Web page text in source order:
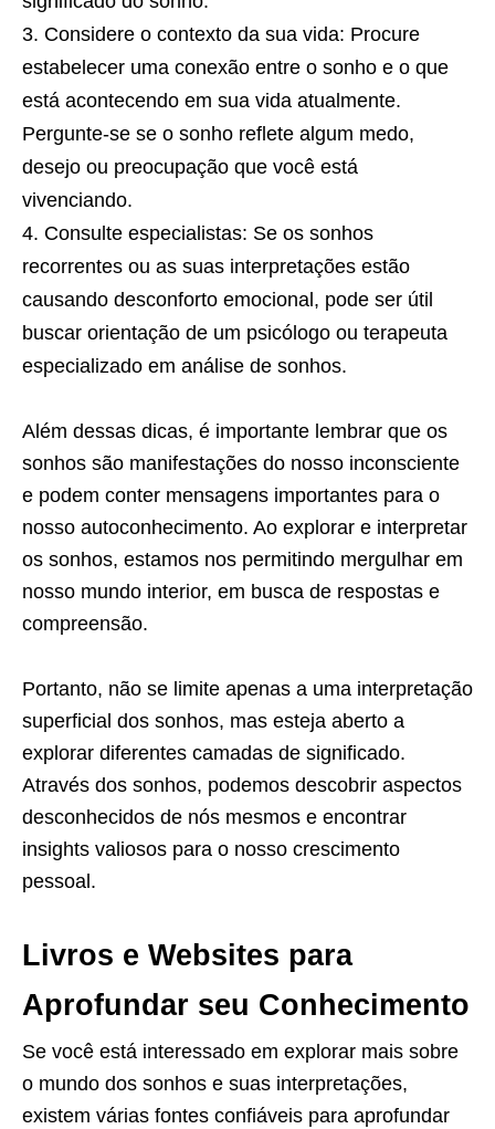
Considere o contexto da sua vida: Procure
estabelecer uma conexão entre o sonho e o que
está acontecendo em sua vida atualmente.
Pergunte-se se o sonho reflete algum medo,
desejo ou preocupação que você está
vivenciando.
Consulte especialistas: Se os sonhos
recorrentes ou as suas interpretações estão
causando desconforto emocional, pode ser útil
buscar orientação de um psicólogo ou terapeuta
especializado em análise de sonhos.
Além dessas dicas, é importante lembrar que os
sonhos são manifestações do nosso inconsciente
e podem conter mensagens importantes para o
nosso autoconhecimento. Ao explorar e interpretar
os sonhos, estamos nos permitindo mergulhar em
nosso mundo interior, em busca de respostas e
compreensão.
Portanto, não se limite apenas a uma interpretação
superficial dos sonhos, mas esteja aberto a
explorar diferentes camadas de significado.
Através dos sonhos, podemos descobrir aspectos
desconhecidos de nós mesmos e encontrar
insights valiosos para o nosso crescimento
pessoal.
Livros e Websites para
Aprofundar seu Conhecimento
Se você está interessado em explorar mais sobre
o mundo dos sonhos e suas interpretações,
existem várias fontes confiáveis para aprofundar